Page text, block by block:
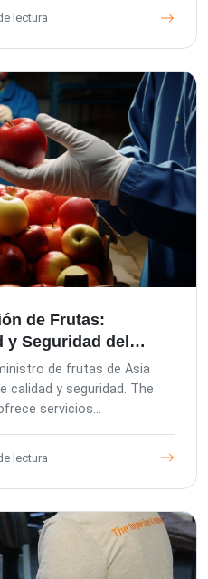
—desde inspecciones
previas al envío— y cómo
garantizan la calidad
del comprador y
lectura
de Frutas:
y Seguridad del
de frutas de Asia
calidad y seguridad. The
servicios
y mejorando la
europea y adhesión a
de calidad alemanes,
exhaustivas desde la
del contenedor,
salvaguardando su
en el cliente, acción
lectura